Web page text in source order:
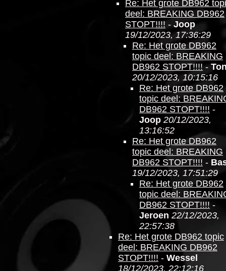
Re: Het grote DB962
deel: BREAKING DB962
STOPT!!!! - Joop
19/12/2023, 17:36:29
Re: Het grote DB962
topic deel: BREAKING
DB962 STOPT!!!!-
20/12/2023, 10:15:16
Re: Het grote DB962
topic deel:
DB962 STOPT!!!! -
Joop 20/12/2023,
13:16:52
Re: Het grote DB962
topic deel: BREAKING
DB962 STOPT!!!! -
19/12/2023, 17:51:29
Re: Het grote DB962
topic deel:
DB962 STOPT!!!! -
Jeroen 22/12/2023,
22:57:38
Re: Het grote DB962 topic
deel: BREAKING DB962
STOPT!!!! - Wessel
18/12/2023, 22:12:16